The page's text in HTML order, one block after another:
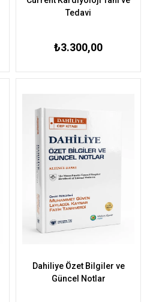
Tedavi
₺3.300,00
Dahiliye Özet Bilgiler ve
Güncel Notlar